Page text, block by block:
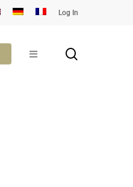
Log In